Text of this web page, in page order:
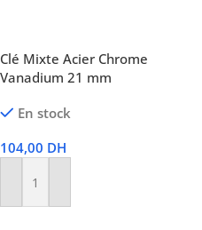
Clé Mixte Acier Chrome
Vanadium 21 mm
En stock
104,00 DH
Ajouter Au Panier